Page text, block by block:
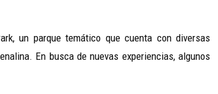
un parque temático que cuenta con diversas
En busca de nuevas experiencias, algunos